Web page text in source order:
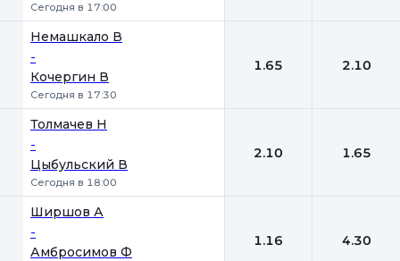
Сегодня в 17:00
Немашкало В
-
Кочергин В
Сегодня в 17:30
1.65 2.10
Толмачев Н
-
Цыбульский В
Сегодня в 18:00
2.10 1.65
Ширшов А
-
Амбросимов Ф
1.16 4.30